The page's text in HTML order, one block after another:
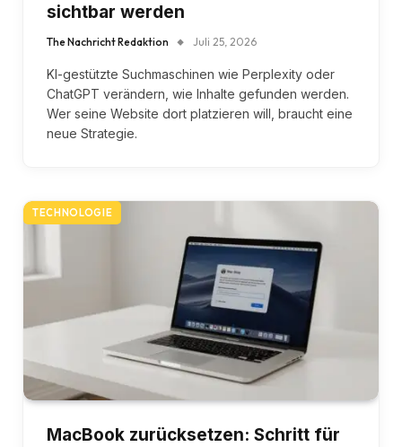
sichtbar werden
The Nachricht Redaktion Juli 25, 2026
KI-gestützte Suchmaschinen wie Perplexity oder
ChatGPT verändern, wie Inhalte gefunden werden.
Wer seine Website dort platzieren will, braucht eine
neue Strategie.
TECHNOLOGIE
MacBook zurücksetzen: Schritt für